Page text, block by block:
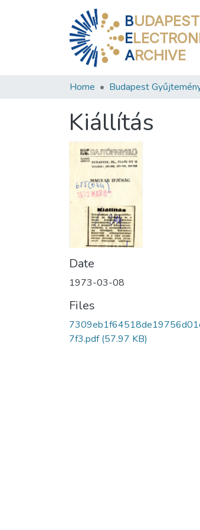
BUDAPEST
E
ARCHIVE
Home Budapest
Kiállítás
Date
1973-03-08
Files
7f3.pdf(57.97 KB)